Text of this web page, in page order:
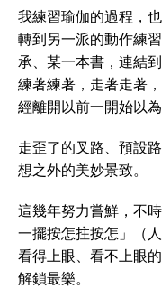
我練習瑜伽的過程，
轉到另一派的動作練
承、某一本書，連結
練著練著，走著走著
經離開以前一開始以
走歪了的叉路、預設
想之外的美妙景致。
這幾年努力嘗鮮，不
一擺按怎拄按怎」（
看得上眼、看不上眼
解鎖最樂。